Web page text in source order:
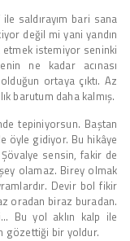
saldırayım bari sana
değil mi yani yandın
istemiyor seninki
ne kadar acınası
ortaya çıktı. Az
barutum daha kalmış.
tepiniyorsun. Baştan
öyle gidiyor. Bu hikâye
sensin, fakir de
olamaz. Birey olmak
Devir bol fikir
oradan biraz buradan.
Bu yol aklın kalp ile
gözettiği bir yoldur.